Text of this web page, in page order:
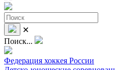
✕
Поиск...
Федерация хоккея России